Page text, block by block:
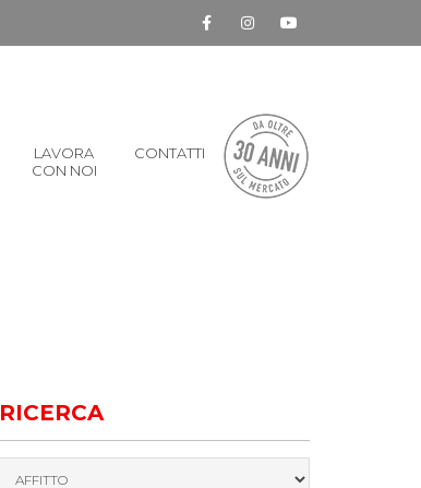
LAVORA
CON NOI
CONTATTI
RICERCA